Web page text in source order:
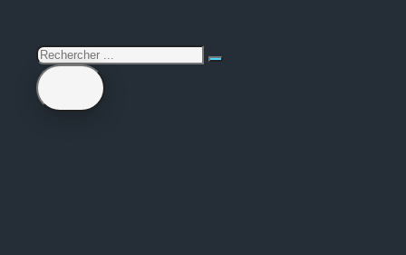
rechercher